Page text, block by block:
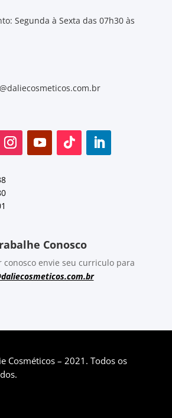
Segunda à Sexta das 07h30 às
Conosco
conosco envie seu curriculo para
Cosméticos – 2021. Todos os